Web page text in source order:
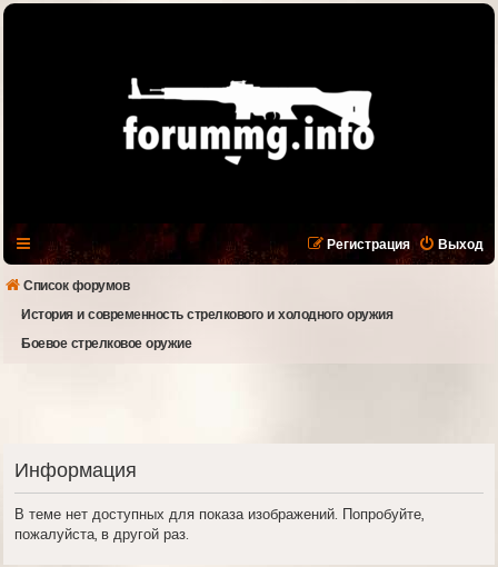
Выход
Регистрация
Список форумов
История и современность стрелкового и холодного оружия
Боевое стрелковое оружие
Информация
В теме нет доступных для показа изображений. Попробуйте,
пожалуйста, в другой раз.